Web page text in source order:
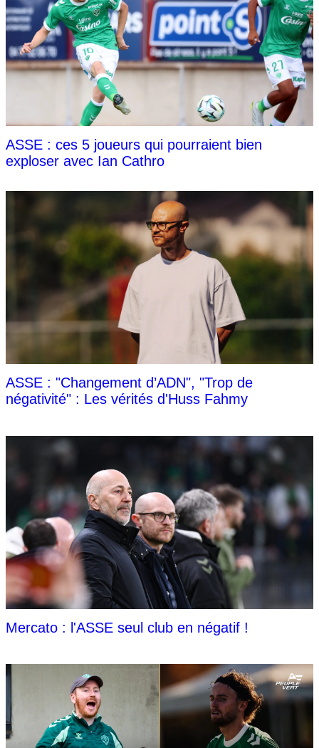
ASSE : ces 5 joueurs qui pourraient bien
exploser avec Ian Cathro
ASSE : "Changement d’ADN", "Trop de
négativité" : Les vérités d'Huss Fahmy
Mercato : l'ASSE seul club en négatif !